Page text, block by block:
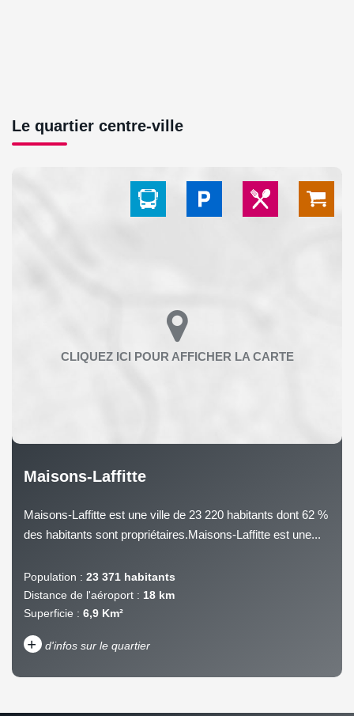
Le quartier centre-ville
Maisons-Laffitte
Maisons-Laffitte est une ville de 23 220 habitants dont 62 %
des habitants sont propriétaires.Maisons-Laffitte est une...
Population : 23 371 habitants
Distance de l'aéroport : 18 km
Superficie : 6,9 Km²
+ d'infos sur le quartier